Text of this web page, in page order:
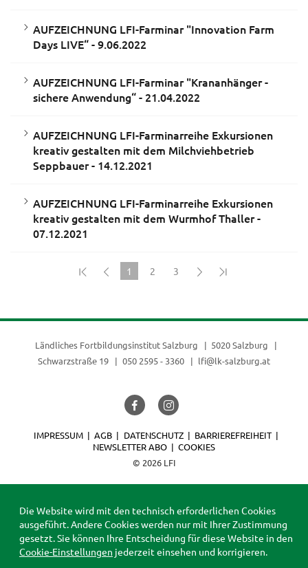
AUFZEICHNUNG LFI-Farminar "Innovation Farm
Days LIVE“ - 9.06.2022
AUFZEICHNUNG LFI-Farminar "Krananhänger -
sichere Anwendung“ - 21.04.2022
AUFZEICHNUNG LFI-Farminarreihe Exkursionen
kreativ gestalten mit dem Milchviehbetrieb
Seppbauer - 14.12.2021
AUFZEICHNUNG LFI-Farminarreihe Exkursionen
kreativ gestalten mit dem Wurmhof Thaller -
07.12.2021
1
2 3
Ländliches Fortbildungsinstitut Salzburg
5020 Salzburg
Schwarzstraße 19
050 2595 - 3360 lfi@lk-salzburg.at
© 2026 LFI
IMPRESSUM AGB DATENSCHUTZ
BARRIEREFREIHEIT
NEWSLETTER ABO
COOKIES
Die Website wird mit den technisch erforderlichen Cookies
ausgeführt. Andere Cookies werden nur mit Ihrer Zustimmung
gesetzt. Sie können Ihre Entscheidung für diese Website in den
Cookie-Einstellungen jederzeit einsehen und korrigieren.